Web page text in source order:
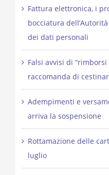
Fattura elettronica, i
bocciatura
dei dati personali
Falsi avvisi di “rimborsi
raccomanda di
Adempimenti e
arriva la sospensione
Rottamazione delle
luglio